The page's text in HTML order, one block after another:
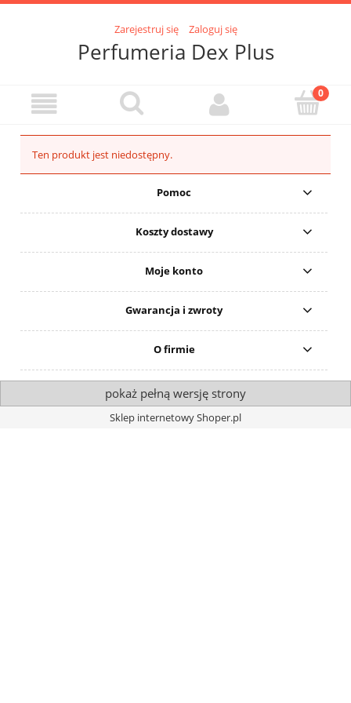
Zarejestruj się Zaloguj się
Perfumeria Dex Plus
Ten produkt jest niedostępny.
Pomoc
Koszty dostawy
Moje konto
Gwarancja i zwroty
O firmie
pokaż pełną wersję strony
Sklep internetowy Shoper.pl